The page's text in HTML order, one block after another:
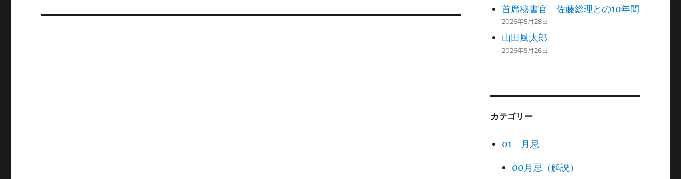
投
首席秘書官 佐藤総理との10年間
2026年5月28日
山田風太郎
2026年5月26日
カテゴリー
01 月忌
00月忌（解説）